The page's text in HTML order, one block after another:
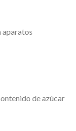
aparatos
de azúcar